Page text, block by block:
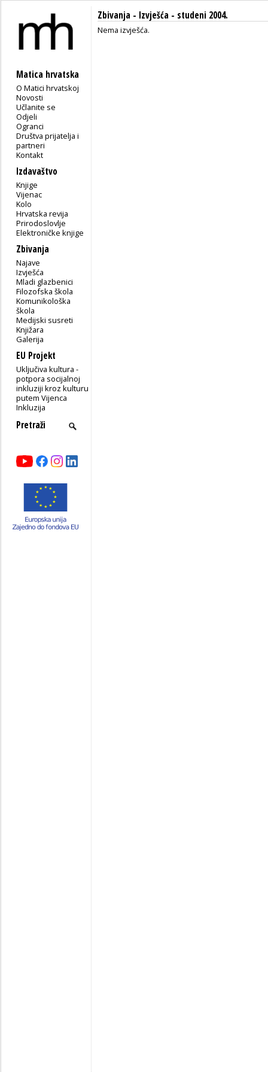
Matica hrvatska
O Matici hrvatskoj
Novosti
Učlanite se
Odjeli
Ogranci
Društva prijatelja i
partneri
Kontakt
Izdavaštvo
Knjige
Vijenac
Kolo
Hrvatska revija
Prirodoslovlje
Elektroničke knjige
Zbivanja
Najave
Izvješća
Mladi glazbenici
Filozofska škola
Komunikološka
škola
Medijski susreti
Knjižara
Galerija
EU Projekt
Uključiva kultura -
potpora socijalnoj
inkluziji kroz kulturu
putem Vijenca
Inkluzija
Zbivanja - Izvješća - studeni 2004.
Nema izvješća.